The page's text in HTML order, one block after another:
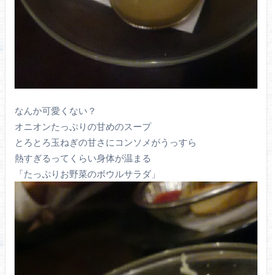
なんか可愛くない？
オニオンたっぷりの甘めのスープ
とろとろ玉ねぎの甘さにコンソメがうっすら
熱すぎるってくらい身体が温まる
「たっぷりお野菜のボウルサラダ」